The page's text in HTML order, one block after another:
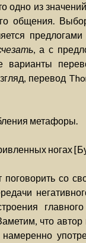
одно из
общения.
предлогами
, а с
варианты
перевод
метафоры.
ногах
со
что автор